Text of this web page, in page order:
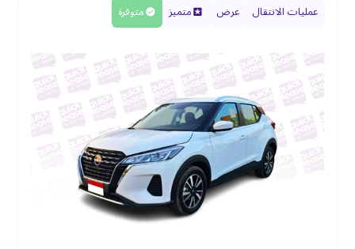
عمليات الانتقال عرض متميز متوفرة